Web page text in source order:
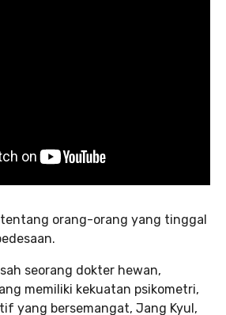
tentang orang-orang yang tinggal
seorang dokter hewan,
memiliki kekuatan psikometri,
yang bersemangat, Jang Kyul,